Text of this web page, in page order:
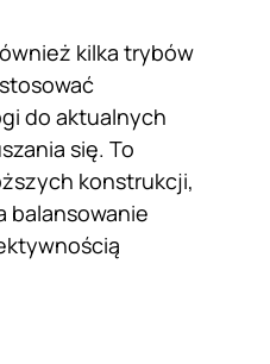
kilka trybów
do aktualnych
się. To
konstrukcji,
balansowanie